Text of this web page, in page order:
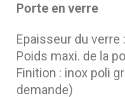
Porte en verre
Epaisseur du verre
Poids maxi. de la
Finition : inox poli
demande)